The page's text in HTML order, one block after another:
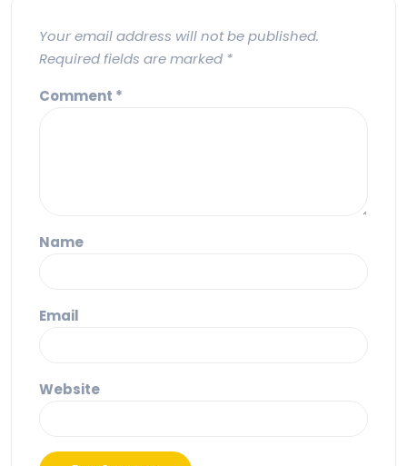
Your email address will not be published.
Required fields are marked *
Comment *
Name
Email
Website